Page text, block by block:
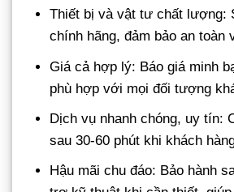
Thiết bị và vật tư chất lượng:
chính hãng, đảm bảo an toàn
Giá cả hợp lý: Báo giá minh
phù hợp với mọi đối tượng
Dịch vụ nhanh chóng, uy tín:
sau 30-60 phút khi khách
Hậu mãi chu đáo: Bảo hành